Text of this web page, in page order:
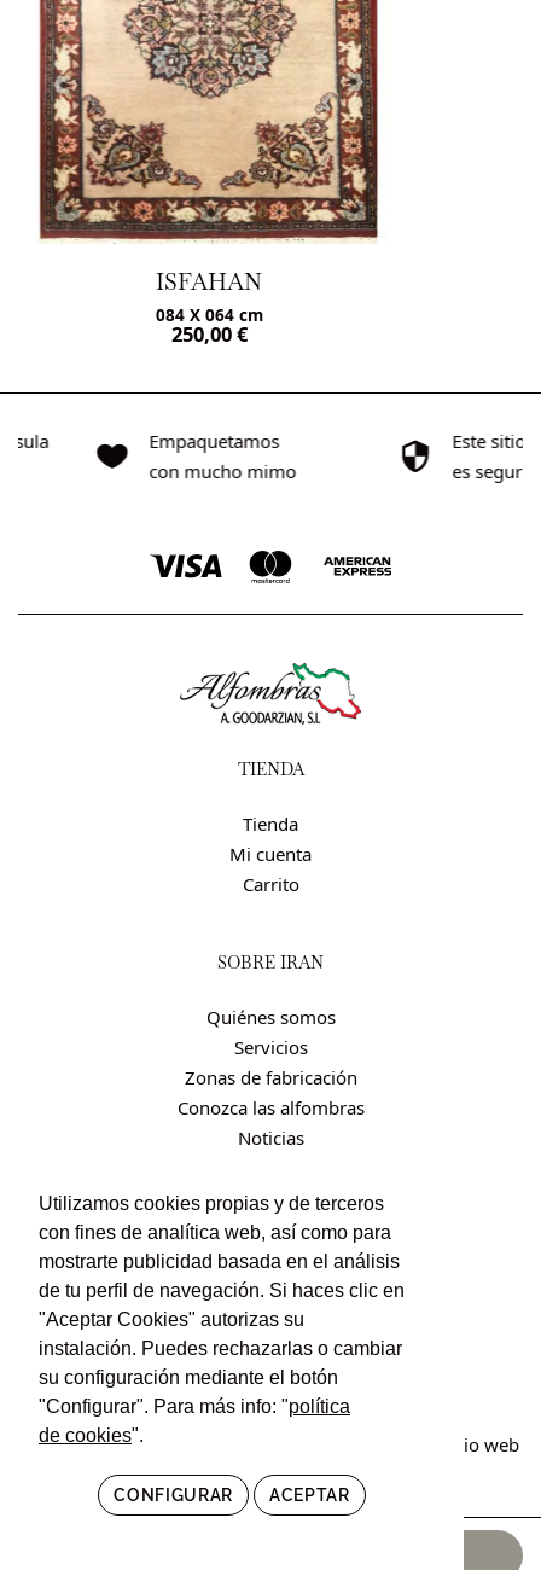
Este sitio web
es seguro
TIENDA
Tienda
Mi cuenta
Carrito
SOBRE IRÁN
Quiénes somos
Servicios
Zonas de fabricación
Conozca las alfombras
Noticias
CONTACTO
Contacto
Política de privacidad
Política de cookies
Condiciones de uso y contratación
© Irán Alfombras. Todos los derechos reservados. Sitio web
creado por POM Standard
Utilizamos cookies propias y de terceros
con fines de analítica web, así como para
mostrarte publicidad basada en el análisis
de tu perfil de navegación. Si haces clic en
"Aceptar Cookies" autorizas su
instalación. Puedes rechazarlas o cambiar
su configuración mediante el botón
"Configurar". Para más info: "política
de cookies".
CONFIGURAR ACEPTAR